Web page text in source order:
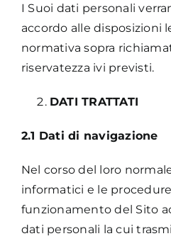
I Suoi dati personali
accordo alle disposizioni
normativa sopra
riservatezza ivi previsti.
DATI TRATTATI
2.1 Dati di navigazione
Nel corso del loro
informatici e le
funzionamento del Sito
dati personali la cui